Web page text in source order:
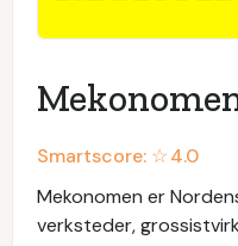
Smartscore: ☆4.0
Mekonomen er
verksteder,